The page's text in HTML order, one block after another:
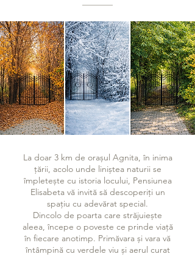
La doar 3 km de orașul Agnita, în inima
țării, acolo unde liniștea naturii se
împletește cu istoria locului, Pensiunea
Elisabeta vă invită să descoperiți un
spațiu cu adevărat special.
Dincolo de poarta care străjuiește
aleea, începe o poveste ce prinde viață
în fiecare anotimp. Primăvara și vara vă
întâmpină cu verdele viu și aerul curat